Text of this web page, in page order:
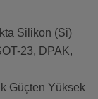
Silikon (Si)
23, DPAK,
Güçten Yüksek